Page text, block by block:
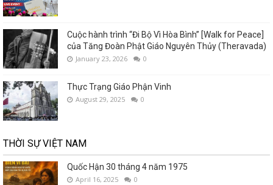
Cuộc hành trình “Đi Bộ Vì Hòa Bình” [Walk for Peace]
của Tăng Đoàn Phật Giáo Nguyên Thủy (Theravada)
January 23, 2026 0
Thực Trạng Giáo Phận Vinh
August 29, 2025 0
THỜI SỰ VIỆT NAM
Quốc Hận 30 tháng 4 năm 1975
April 16, 2025 0